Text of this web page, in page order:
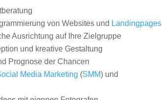
von Websites und Landingpages
Ausrichtung auf Ihre Zielgruppe
und kreative Gestaltung
Prognose der Chancen
Media Marketing (SMM) und